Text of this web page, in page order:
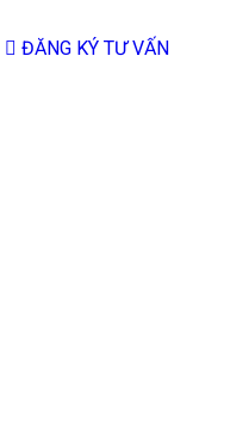
ĐĂNG KÝ TƯ VẤN